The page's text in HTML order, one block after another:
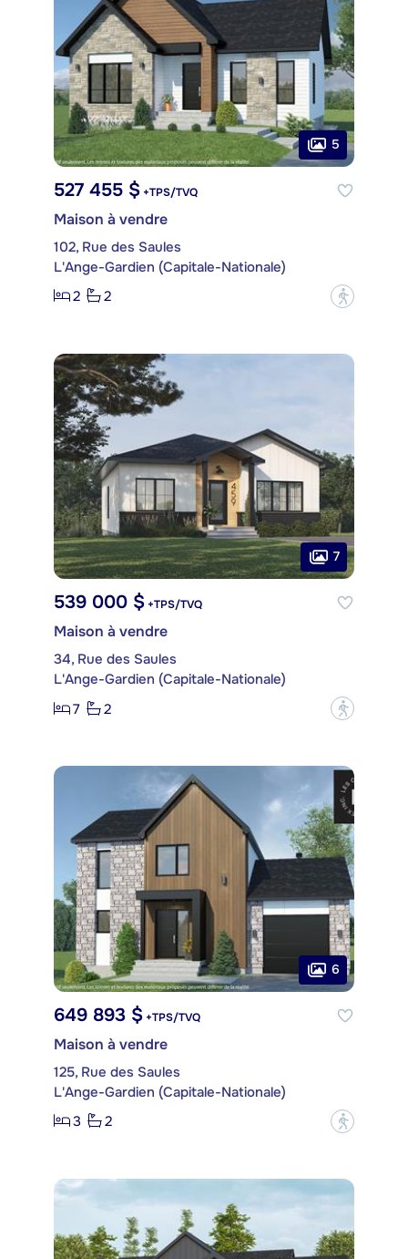
5
527 455 $ +TPS/TVQ
Maison à vendre
102, Rue des Saules
L'Ange-Gardien (Capitale-Nationale)
2
2 ?
7
539 000 $ +TPS/TVQ
Maison à vendre
34, Rue des Saules
L'Ange-Gardien (Capitale-Nationale)
7
2 ?
6
649 893 $ +TPS/TVQ
Maison à vendre
125, Rue des Saules
L'Ange-Gardien (Capitale-Nationale)
3
2 ?